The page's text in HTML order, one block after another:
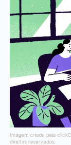
Imagem criada pela
direitos reservados.